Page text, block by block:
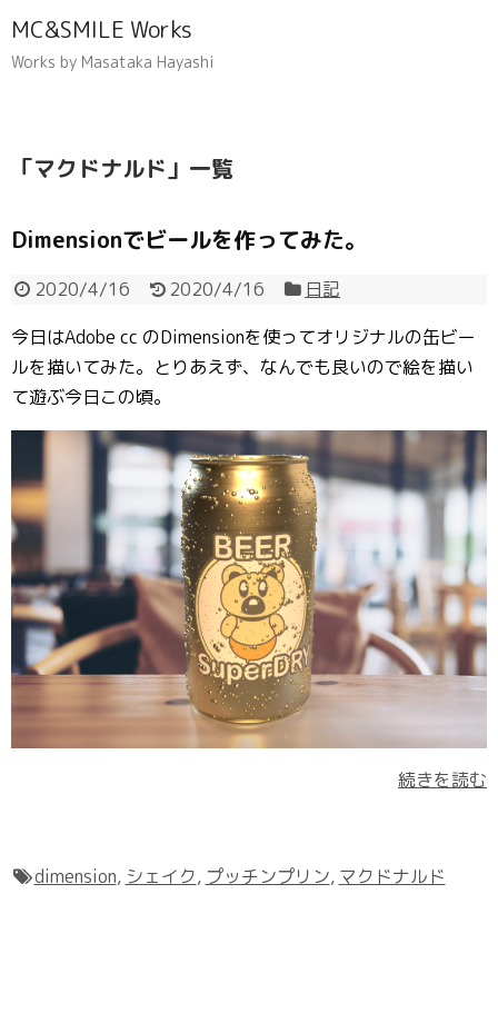
MC&SMILE Works
Works by Masataka Hayashi
「マクドナルド 」 一覧
Dimensionでビールを作ってみた。
2020/4/16 2020/4/16
日記
今日はAdobe cc のDimensionを使ってオリジナルの缶ビー
ルを描いてみた。とりあえず、なんでも良いので絵を描い
て遊ぶ今日この頃。
続きを読む
dimension, シェイク, プッチンプリン, マクドナルド